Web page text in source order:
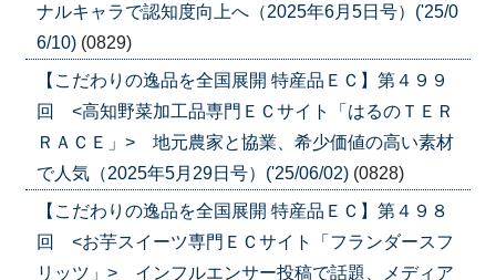
ナルキャラで認知度向上へ（2025年6月5日号）('25/0
6/10) (0829)
【こだわりの逸品を全国展開 特産品ＥＣ】第４９９
回 <高知野菜加工品専門ＥＣサイト「はるのＴＥＲ
ＲＡＣＥ」> 地元農家と協業、希少価値の高い素材
で人気（2025年5月29日号）('25/06/02) (0828)
【こだわりの逸品を全国展開 特産品ＥＣ】第４９８
回 <お芋スイーツ専門ＥＣサイト「フランダースフ
リッツ」> インフルエンサー投稿で話題、メディア